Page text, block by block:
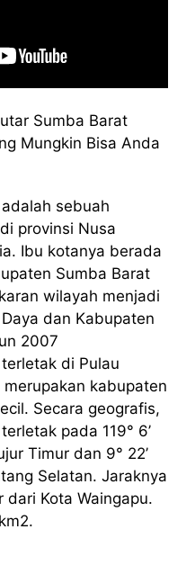
Sumba Barat
Mungkin Bisa Anda
sebuah
provinsi Nusa
Ibu kotanya berada
Sumba Barat
wilayah menjadi
dan Kabupaten
2007
di Pulau
kabupaten
Secara geografis,
pada 119° 6’
Timur dan 9° 22’
Selatan. Jaraknya
dari Kota Waingapu.